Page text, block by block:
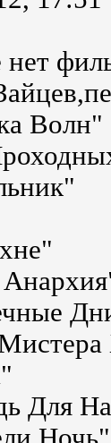
нет
Волн"
Для